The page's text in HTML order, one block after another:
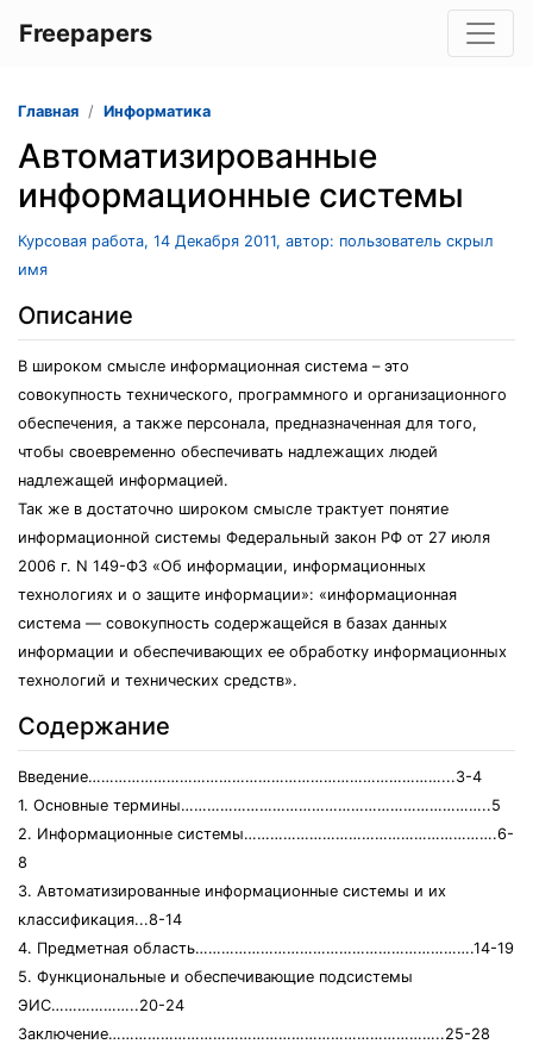
Freepapers
Главная Информатика
Автоматизированные
информационные системы
Курсовая работа, 14 Декабря 2011, автор: пользователь скрыл
имя
Описание
В широком смысле информационная система – это
совокупность технического, программного и организационного
обеспечения, а также персонала, предназначенная для того,
чтобы своевременно обеспечивать надлежащих людей
надлежащей информацией.
Так же в достаточно широком смысле трактует понятие
информационной системы Федеральный закон РФ от 27 июля
2006 г. N 149-ФЗ «Об информации, информационных
технологиях и о защите информации»: «информационная
система — совокупность содержащейся в базах данных
информации и обеспечивающих ее обработку информационных
технологий и технических средств».
Содержание
Введение………………………………………………………………………...3-4
1. Основные термины……………………………………………………………..5
2. Информационные системы………………………………………………….6-
8
3. Автоматизированные информационные системы и их
классификация...8-14
4. Предметная область……………………………………………………….14-19
5. Функциональные и обеспечивающие подсистемы
ЭИС………………..20-24
Заключение…………………………………………………………………..25-28